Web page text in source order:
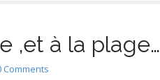
,et à la plage…
Comments